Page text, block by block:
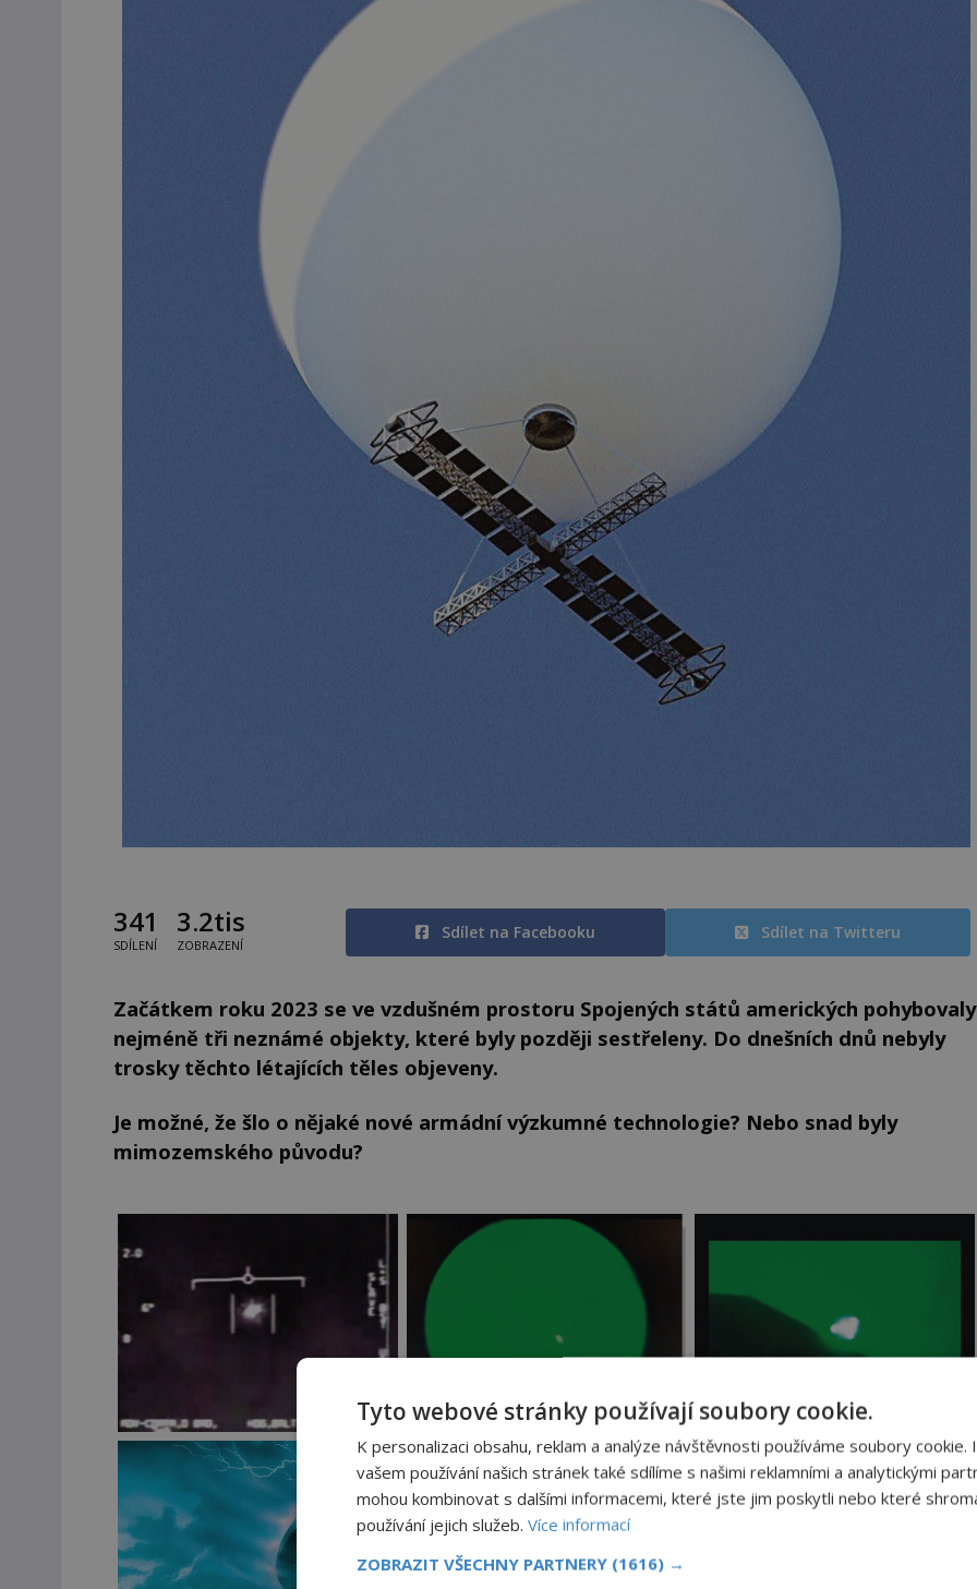
341
SDÍLENÍ
3.2tis
ZOBRAZENÍ
Sdílet na Facebooku Sdílet na Twitteru
Začátkem roku 2023 se ve vzdušném prostoru Spojených států amerických pohybovaly
nejméně tři neznámé objekty, které byly později sestřeleny. Do dnešních dnů nebyly
trosky těchto létajících těles objeveny.
Je možné, že šlo o nějaké nové armádní výzkumné technologie? Nebo snad byly
mimozemského původu?
Tyto webové stránky používají soubory cookie.
K personalizaci obsahu, reklam a analýze návštěvnosti používáme soubory cookie.
vašem používání našich stránek také sdílíme s našimi reklamními a analytickými
mohou kombinovat s dalšími informacemi, které jste jim poskytli nebo které
používání jejich služeb. Více informací
ZOBRAZIT VŠECHNY PARTNERY (1616) →